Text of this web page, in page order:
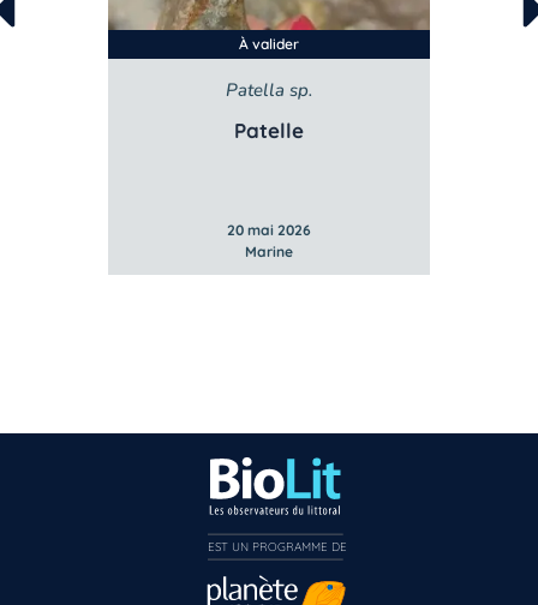
À valider
Patella sp.
Patelle
20 mai 2026
Marine